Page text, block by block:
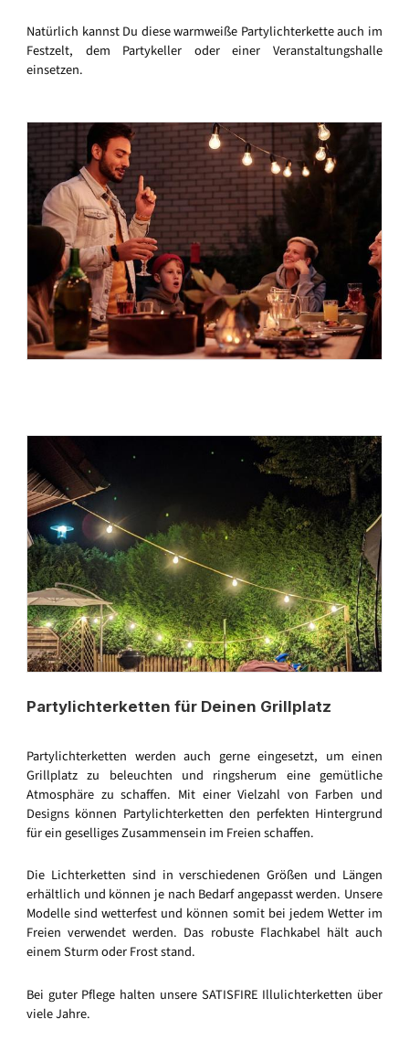
Natürlich kannst Du diese warmweiße Partylichterkette auch im
Festzelt, dem Partykeller oder einer Veranstaltungshalle
einsetzen.
Partylichterketten für Deinen Grillplatz
Partylichterketten werden auch gerne eingesetzt, um einen
Grillplatz zu beleuchten und ringsherum eine gemütliche
Atmosphäre zu schaffen. Mit einer Vielzahl von Farben und
Designs können Partylichterketten den perfekten Hintergrund
für ein geselliges Zusammensein im Freien schaffen.
Die Lichterketten sind in verschiedenen Größen und Längen
erhältlich und können je nach Bedarf angepasst werden. Unsere
Modelle sind wetterfest und können somit bei jedem Wetter im
Freien verwendet werden. Das robuste Flachkabel hält auch
einem Sturm oder Frost stand.
Bei guter Pflege halten unsere SATISFIRE Illulichterketten über
viele Jahre.